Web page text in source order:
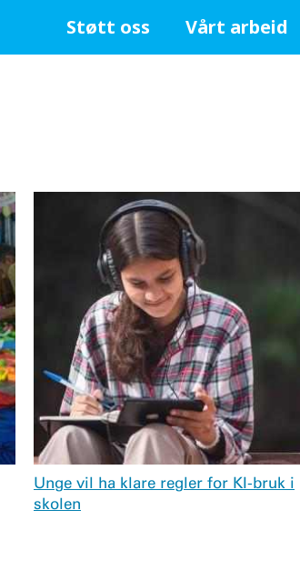
Støtt oss Vårt arbeid
Unge vil ha klare regler for KI-bruk i
skolen